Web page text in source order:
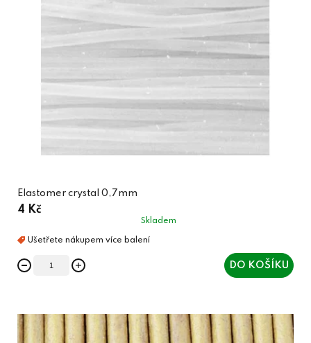
Elastomer crystal 0,7mm
4 Kč
Skladem
DO KOŠÍKU